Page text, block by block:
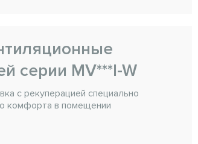
серии MV***I-W
с рекуперацией специально
комфорта в помещении